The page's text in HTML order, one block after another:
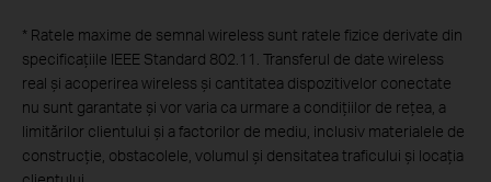
* Ratele maxime de semnal wireless sunt ratele fizice derivate din
specificațiile IEEE Standard 802.11. Transferul de date wireless
real și acoperirea wireless și cantitatea dispozitivelor conectate
nu sunt garantate și vor varia ca urmare a condițiilor de rețea, a
limitărilor clientului și a factorilor de mediu, inclusiv materialele de
construcție, obstacolele, volumul și densitatea traficului și locația